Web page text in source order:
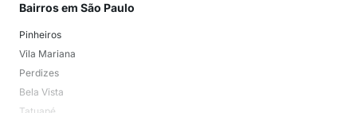
Bairros em São Paulo
Pinheiros
Vila Mariana
Perdizes
Bela Vista